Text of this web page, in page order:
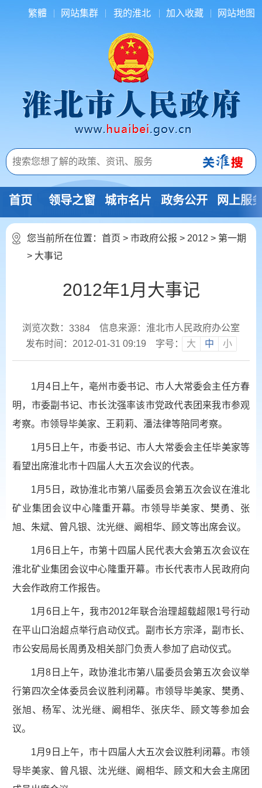
繁體 网站集群 我的淮北 加入收藏 网站地图
首页 领导之窗 城市名片 政务公开 网上服
您当前所在位置： 首页 > 市政府公报 > 2012 > 第一期
> 大事记
2012年1月大事记
浏览次数： 3384
信息来源：淮北市人民政府办公室
发布时间：2012-01-31 09:19
字号： 大 中 小
1月4日上午，亳州市委书记、市人大常委会主任方春
明，市委副书记、市长沈强率该市党政代表团来我市参观
考察。市领导毕美家、王莉莉、潘法律等陪同考察。
1月5日上午，市委书记、市人大常委会主任毕美家等
看望出席淮北市十四届人大五次会议的代表。
1月5日，政协淮北市第八届委员会第五次会议在淮北
矿业集团会议中心隆重开幕。市领导毕美家、樊勇、张
旭、朱斌、曾凡银、沈光继、阚相华、顾文等出席会议。
1月6日上午，市第十四届人民代表大会第五次会议在
淮北矿业集团会议中心隆重开幕。市长代表市人民政府向
大会作政府工作报告。
1月6日上午，我市2012年联合治理超载超限1号行动
在平山口治超点举行启动仪式。副市长方宗泽，副市长、
市公安局局长周勇及相关部门负责人参加了启动仪式。
1月8日上午，政协淮北市第八届委员会第五次会议举
行第四次全体委员会议胜利闭幕。市领导毕美家、樊勇、
张旭、杨军、沈光继、阚相华、张庆华、顾文等参加会
议。
1月9日上午，市十四届人大五次会议胜利闭幕。市领
导毕美家、曾凡银、沈光继、阚相华、顾文和大会主席团